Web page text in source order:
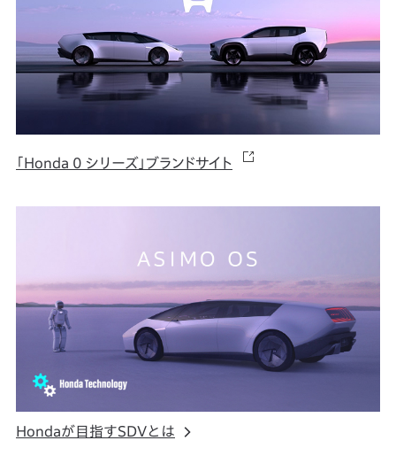
「Honda 0 シリーズ」ブランドサイト
Hondaが目指すSDVとは